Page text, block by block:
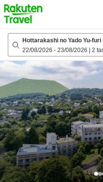
to
top
page
Hottarakashi no Yado Yu-furi
22/08/2026 - 23/08/2026 2